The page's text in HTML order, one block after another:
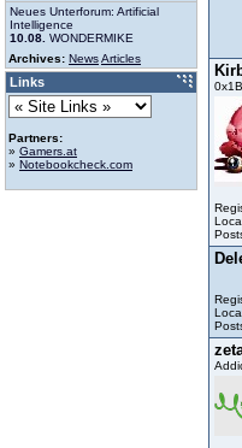
0x1B
Neues Unterforum: Artificial
Intelligence
10.08. WONDERMIKE
Archives: NewsArticles
Links
Partners:
» Gamers.at
» Notebookcheck.com